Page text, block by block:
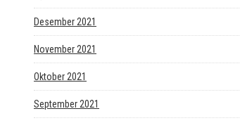
Desember 2021
November 2021
Oktober 2021
September 2021